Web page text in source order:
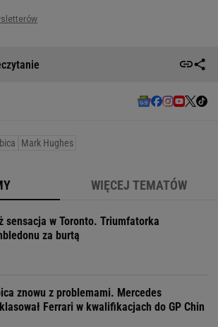
Mark Hughes
WIĘCEJ TEMATÓW
sensacja w Toronto. Triumfatorka
za burtą
znowu z problemami. Mercedes
Ferrari w kwalifikacjach do GP Chin